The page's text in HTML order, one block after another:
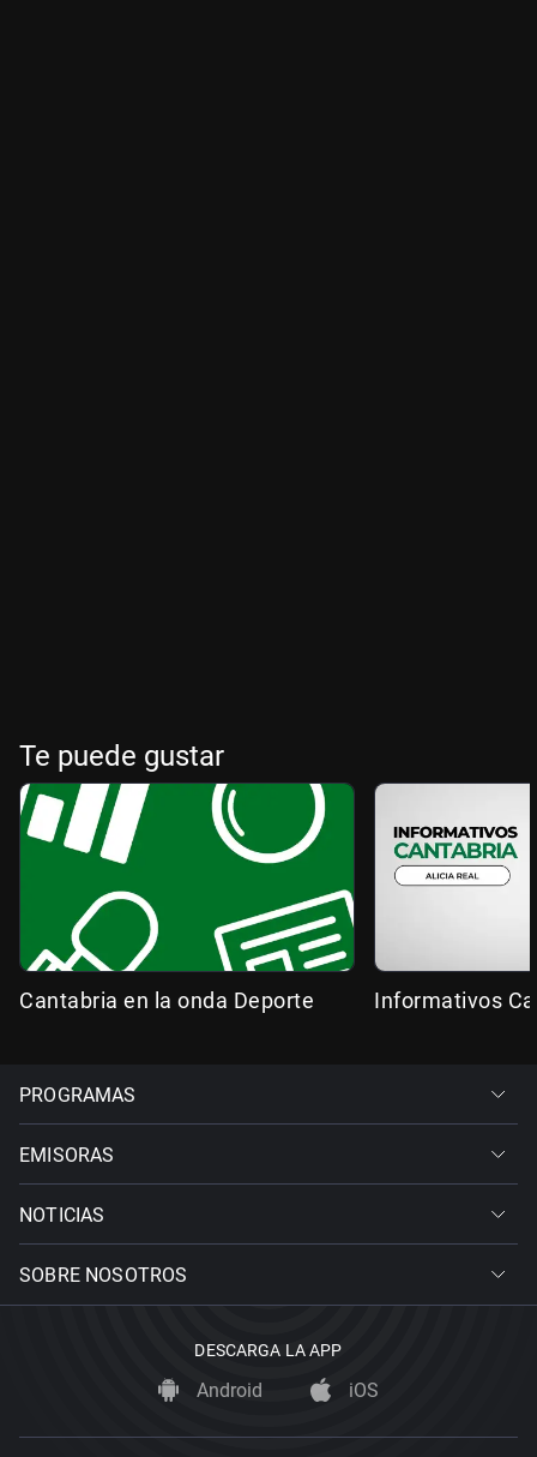
Te puede gustar
Cantabria en la onda Deporte Informativos
PROGRAMAS
EMISORAS
NOTICIAS
SOBRE NOSOTROS
DESCARGA LA APP
Android iOS